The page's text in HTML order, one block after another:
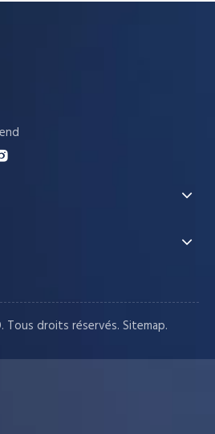
Tous droits réservés. Sitemap.